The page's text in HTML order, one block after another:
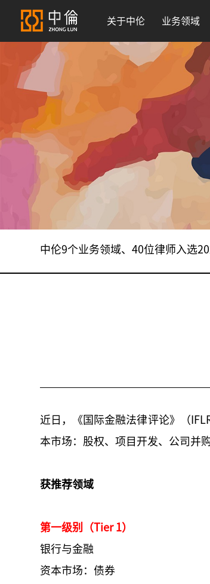
关于中伦 业务领域
中伦9个业务领域、40位律师入选
近日，《国际金融法律评论》（
本市场：股权、项目开发、公司并
获推荐领域
第一级别（Tier 1）
银行与金融
资本市场：债券